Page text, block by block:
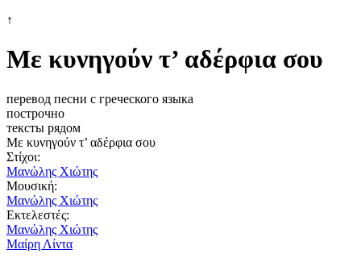
↑
Με κυνηγούν τ’ αδέρφια σου
перевод песни с греческого языка
построчно
тексты рядом
Με κυνηγούν τ’ αδέρφια σου
Στίχοι:
Μανώλης Χιώτης
Μουσική:
Μανώλης Χιώτης
Εκτελεστές:
Μανώλης Χιώτης
Μαίρη Λίντα